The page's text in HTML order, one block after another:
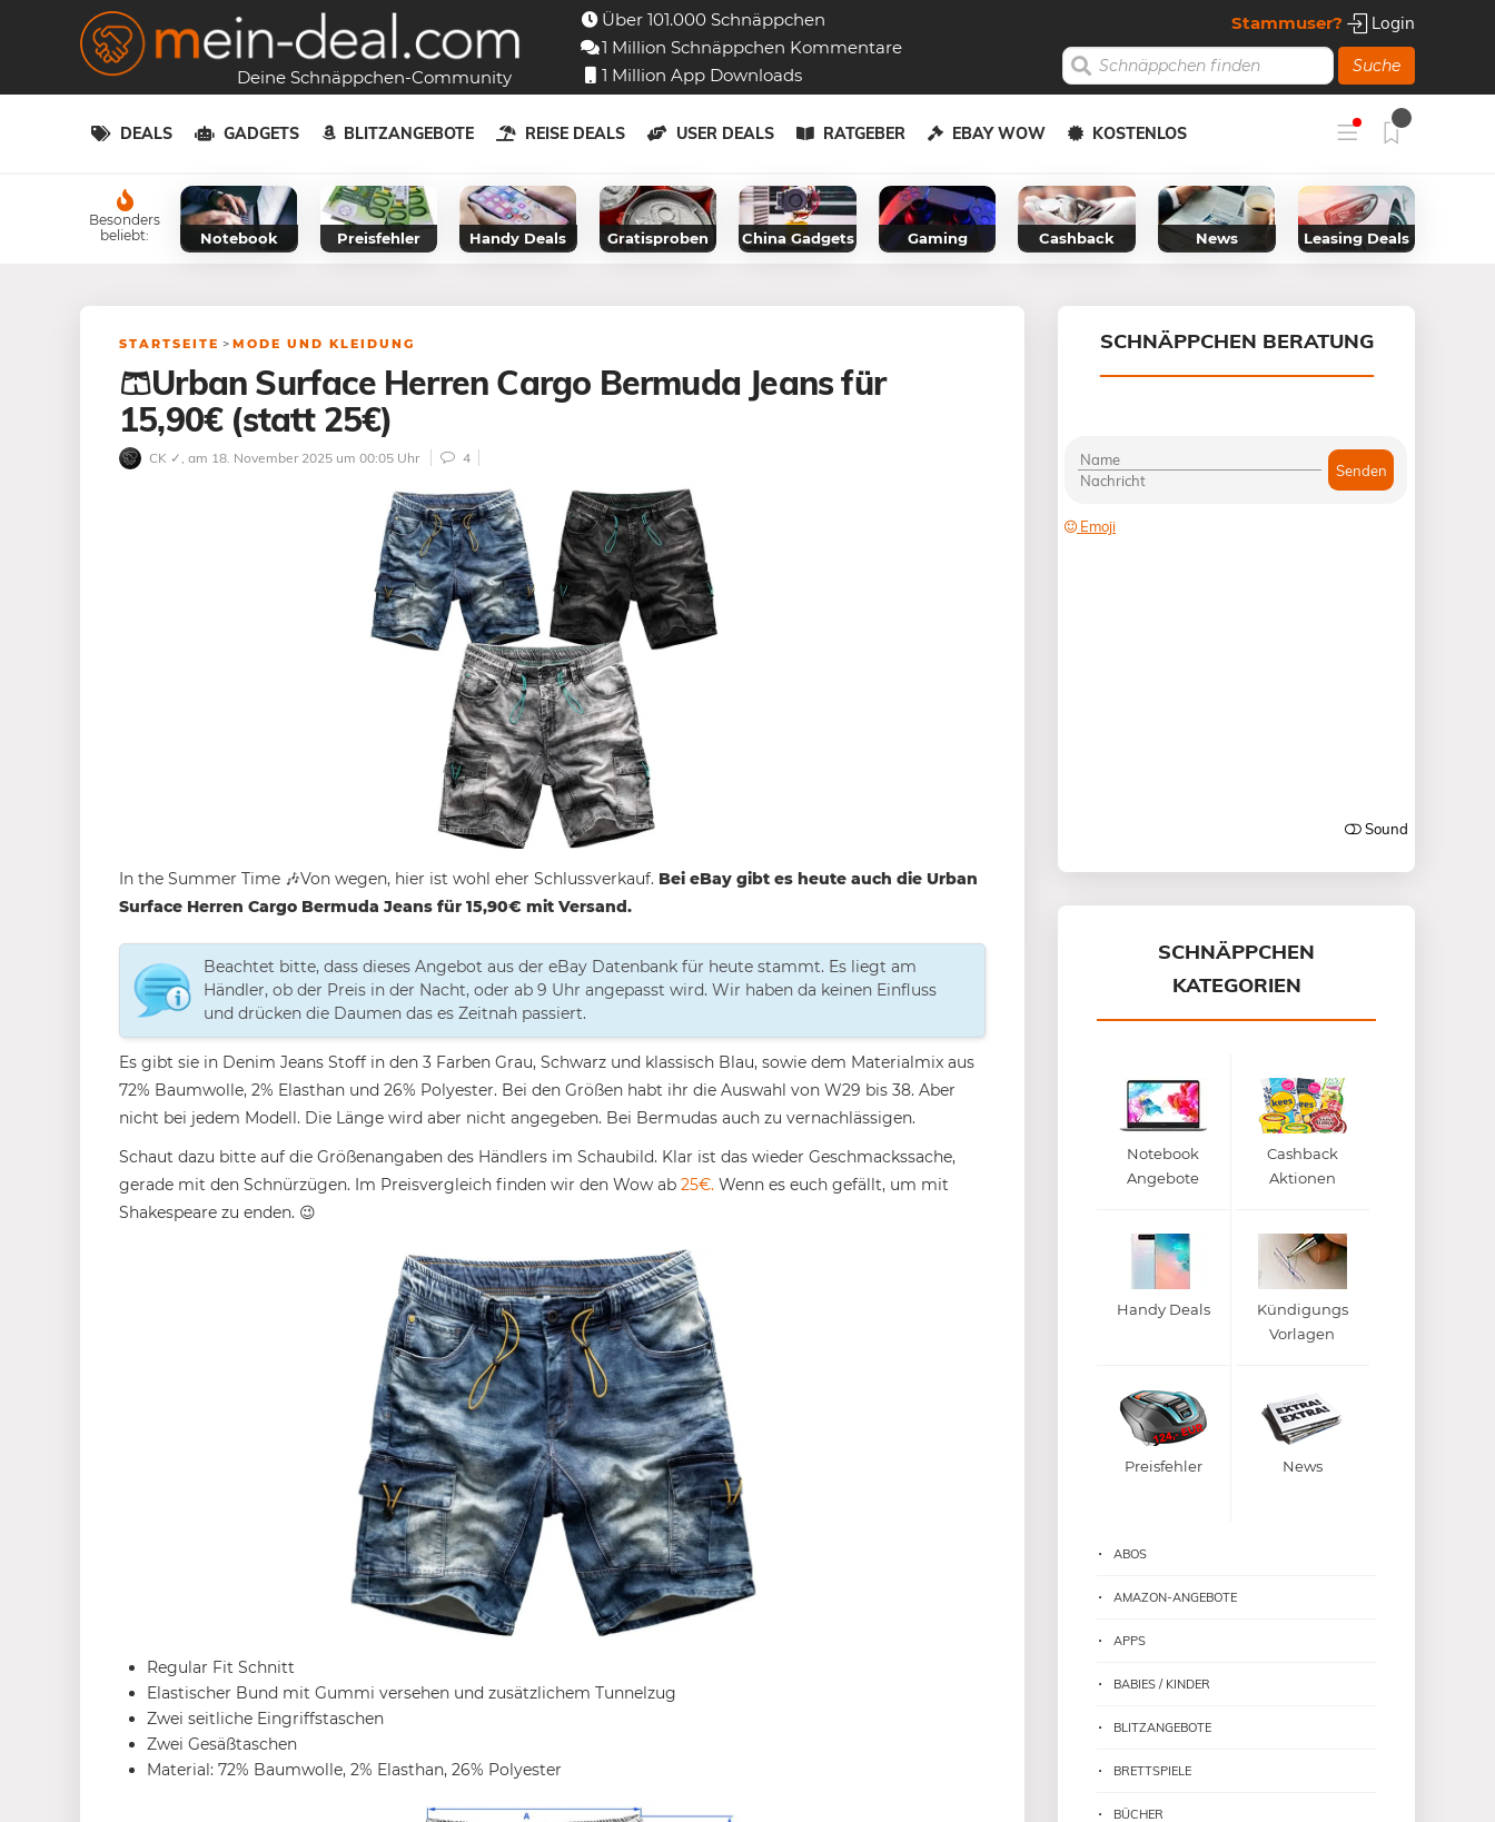
Deine Schnäppchen-Community
Über 101.000 Schnäppchen
1 Million Schnäppchen Kommentare
1 Million App Downloads
Stammuser? Login
Suche
DEALS GADGETS BLITZANGEBOTE REISE DEALS USER DEALS RATGEBER EBAY WOW KOSTENLOS
Besonders
beliebt:
Notebook Preisfehler Handy Deals Gratisproben China Gadgets Gaming Cashback News Leasing Deals
STARTSEITE > MODE UND KLEIDUNG
🩳Urban Surface Herren Cargo Bermuda Jeans für
15,90€ (statt 25€)
CK ✓ , am 18. November 2025 um 00:05 Uhr 4
In the Summer Time 🎶Von wegen, hier ist wohl eher Schlussverkauf. Bei eBay gibt es heute auch die Urban
Surface Herren Cargo Bermuda Jeans für 15,90€ mit Versand.
Beachtet bitte, dass dieses Angebot aus der eBay Datenbank für heute stammt. Es liegt am
Händler, ob der Preis in der Nacht, oder ab 9 Uhr angepasst wird. Wir haben da keinen Einfluss
und drücken die Daumen das es Zeitnah passiert.
Es gibt sie in Denim Jeans Stoff in den 3 Farben Grau, Schwarz und klassisch Blau, sowie dem Materialmix aus
72% Baumwolle, 2% Elasthan und 26% Polyester. Bei den Größen habt ihr die Auswahl von W29 bis 38. Aber
nicht bei jedem Modell. Die Länge wird aber nicht angegeben. Bei Bermudas auch zu vernachlässigen.
Schaut dazu bitte auf die Größenangaben des Händlers im Schaubild. Klar ist das wieder Geschmackssache,
gerade mit den Schnürzügen. Im Preisvergleich finden wir den Wow ab 25€. Wenn es euch gefällt, um mit
Shakespeare zu enden. 😉
Regular Fit Schnitt
Elastischer Bund mit Gummi versehen und zusätzlichem Tunnelzug
Zwei seitliche Eingriffstaschen
Zwei Gesäßtaschen
Material: 72% Baumwolle, 2% Elasthan, 26% Polyester
SCHNÄPPCHEN BERATUNG
SCHNÄPPCHEN
KATEGORIEN
Notebook
Angebote
Cashback
Aktionen
Handy Deals
Kündigungs
Vorlagen
Preisfehler News
ABOS
AMAZON-ANGEBOTE
APPS
BABIES / KINDER
BLITZANGEBOTE
BRETTSPIELE
BÜCHER